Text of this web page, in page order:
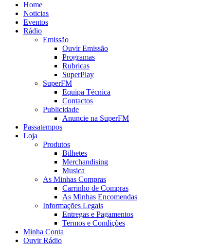
Home
Noticias
Eventos
Rádio
Emissão
Ouvir Emissão
Programas
Rubricas
SuperPlay
SuperFM
Equipa Técnica
Contactos
Publicidade
Anuncie na SuperFM
Passatempos
Loja
Produtos
Bilhetes
Merchandising
Musica
As Minhas Compras
Carrinho de Compras
As Minhas Encomendas
Informações Legais
Entregas e Pagamentos
Termos e Condições
Minha Conta
Ouvir Rádio